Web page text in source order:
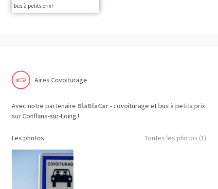
bus à petits prix !
Aires Covoiturage
Avec notre partenaire BlaBlaCar- covoiturage et bus à petits prix
sur Conflans-sur-Loing !
Les photos Toutes les photos (1)